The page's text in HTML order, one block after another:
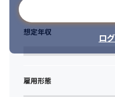
3.ファシリティサポート業務:
社内で利用する各種デバイ
ど）の設定・管理を行い、
らの問い合わせ対応やトラ
ようサポートします。
ロ
想定年収
雇用形態